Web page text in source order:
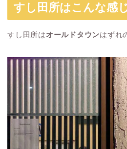
すし田所はこんな感
すし田所はオールドタウンはずれ